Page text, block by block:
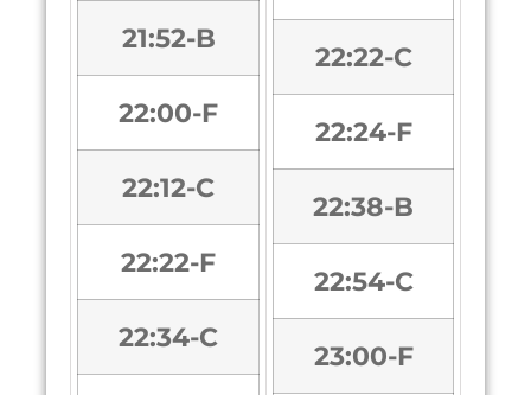
21:52-B
22:00-F
22:12-C
22:22-F
22:34-C
22:22-C
22:24-F
22:38-B
22:54-C
23:00-F